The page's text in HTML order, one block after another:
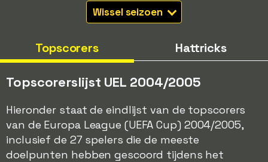
Wissel seizoen
Topscorers Hattricks
Topscorerslijst UEL 2004/2005
Hieronder staat de eindlijst van de topscorers
van de Europa League (UEFA Cup) 2004/2005,
inclusief de 27 spelers die de meeste
doelpunten hebben gescoord tijdens het